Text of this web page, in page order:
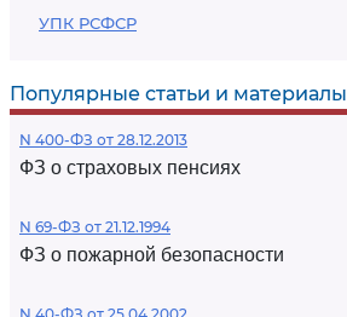
УПК РСФСР
Популярные статьи и материалы
N 400-ФЗ от 28.12.2013
ФЗ о страховых пенсиях
N 69-ФЗ от 21.12.1994
ФЗ о пожарной безопасности